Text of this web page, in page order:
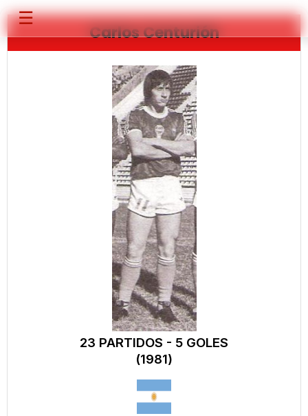
☰
Carlos Centurión
23 PARTIDOS - 5 GOLES
(1981)